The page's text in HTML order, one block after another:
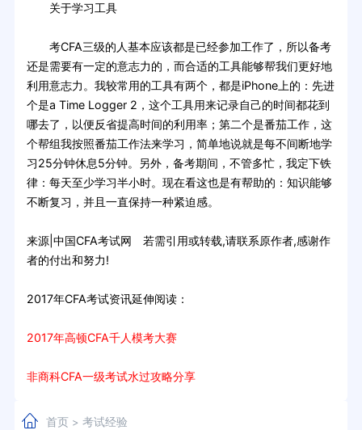
关于学习工具
考CFA三级的人基本应该都是已经参加工作了，所以备考
还是需要有一定的意志力的，而合适的工具能够帮我们更好地
利用意志力。我较常用的工具有两个，都是iPhone上的：先进
个是a Time Logger 2，这个工具用来记录自己的时间都花到
哪去了，以便反省提高时间的利用率；第二个是番茄工作，这
个帮组我按照番茄工作法来学习，简单地说就是每不间断地学
习25分钟休息5分钟。另外，备考期间，不管多忙，我定下铁
律：每天至少学习半小时。现在看这也是有帮助的：知识能够
不断复习，并且一直保持一种紧迫感。
来源|中国CFA考试网 若需引用或转载,请联系原作者,感谢作
者的付出和努力!
2017年CFA考试资讯延伸阅读：
2017年高顿CFA千人模考大赛
非商科CFA一级考试水过攻略分享
首页> 考试经验